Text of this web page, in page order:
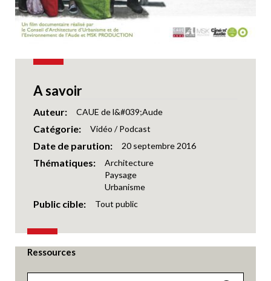
A savoir
Auteur CAUE de l&#039;Aude
Catégorie Vidéo / Podcast
Date de parution 20 septembre 2016
Thématiques
Architecture
Paysage
Urbanisme
Public cible Tout public
Ressources